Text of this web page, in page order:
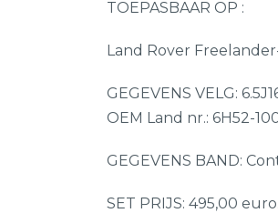
TOEPASBAAR OP :
Land Rover
GEGEVENS VELG:
OEM Land nr.: 6H52-
GEGEVENS BAND:
SET PRIJS: 495,00